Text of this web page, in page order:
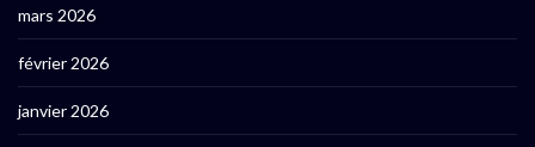
mars 2026
février 2026
janvier 2026